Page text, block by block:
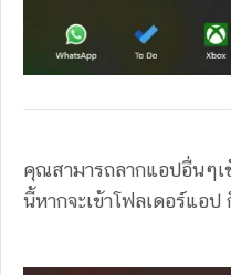
คุณสามารถลากแอปอื่นๆเ
นี้หากจะเข้าโฟลเดอร์แอ